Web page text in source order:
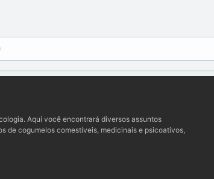
Aqui você encontrará diversos assuntos
de cogumelos comestíveis, medicinais e psicoativos,